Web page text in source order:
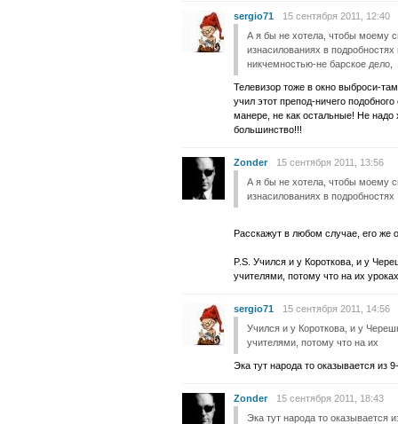
sergio71
15 сентября 2011, 12:40
А я бы не хотела, чтобы моему
изнасилованиях в
никчемностью-не барское дело,
Телевизор тоже в окно выброси-
учил этот препод-ничего
манере, не как остальные! Не надо
большинство!!!
Zonder
15 сентября 2011, 13:56
А я бы не хотела, чтобы моему
изнасилованиях в подробностях
Расскажут в любом случае, его же
P.S. Учился и у Короткова, и у
учителями, потому что на их
sergio71
15 сентября 2011, 14:56
Учился и у Короткова, и у
учителями, потому что на их
Эка тут народа то оказывается из
Zonder
15 сентября 2011, 18:43
Эка тут народа то оказывается